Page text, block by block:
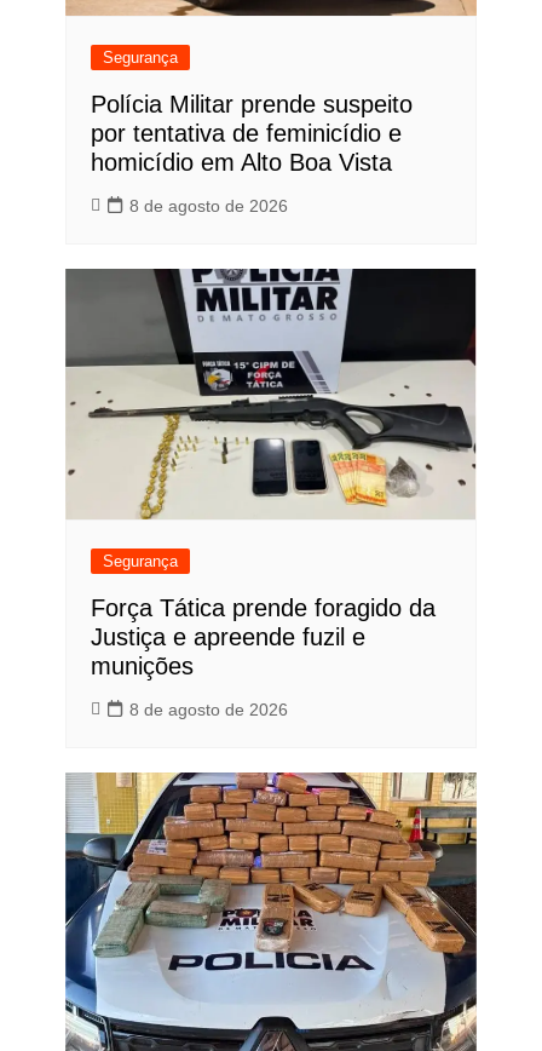
Segurança
Polícia Militar prende suspeito
por tentativa de feminicídio e
homicídio em Alto Boa Vista
8 de agosto de 2026
Segurança
Força Tática prende foragido da
Justiça e apreende fuzil e
munições
8 de agosto de 2026